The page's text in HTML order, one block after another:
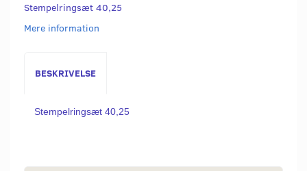
Stempelringsæt 40,25
Mere information
BESKRIVELSE
Stempelringsæt 40,25